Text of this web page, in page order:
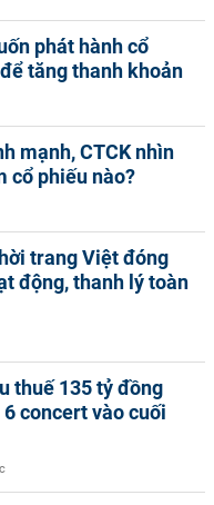
phát hành cổ
tăng thanh khoản
mạnh, CTCK nhìn
cổ phiếu nào?
trang Việt đóng
động, thanh lý toàn
thuế 135 tỷ đồng
concert vào cuối